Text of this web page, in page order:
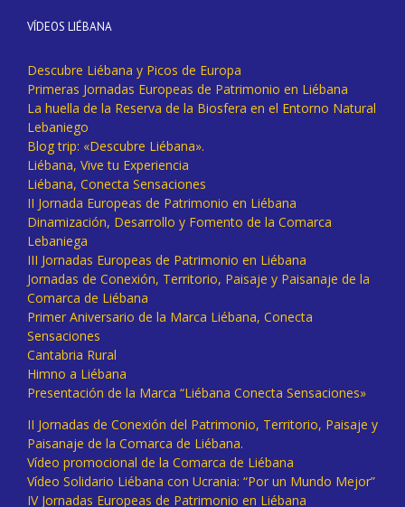
VÍDEOS LIÉBANA
Descubre Liébana y Picos de Europa
Primeras Jornadas Europeas de Patrimonio en Liébana
La huella de la Reserva de la Biosfera en el Entorno Natural
Lebaniego
Blog trip: «Descubre Liébana».
Liébana, Vive tu Experiencia
Liébana, Conecta Sensaciones
II Jornada Europeas de Patrimonio en Liébana
Dinamización, Desarrollo y Fomento de la Comarca
Lebaniega
III Jornadas Europeas de Patrimonio en Liébana
Jornadas de Conexión, Territorio, Paisaje y Paisanaje de la
Comarca de Liébana
Primer Aniversario de la Marca Liébana, Conecta
Sensaciones
Cantabria Rural
Himno a Liébana
Presentación de la Marca “Liébana Conecta Sensaciones»
II Jornadas de Conexión del Patrimonio, Territorio, Paisaje y
Paisanaje de la Comarca de Liébana.
Vídeo promocional de la Comarca de Liébana
Vídeo Solidario Liébana con Ucrania: “Por un Mundo Mejor”
IV Jornadas Europeas de Patrimonio en Liébana